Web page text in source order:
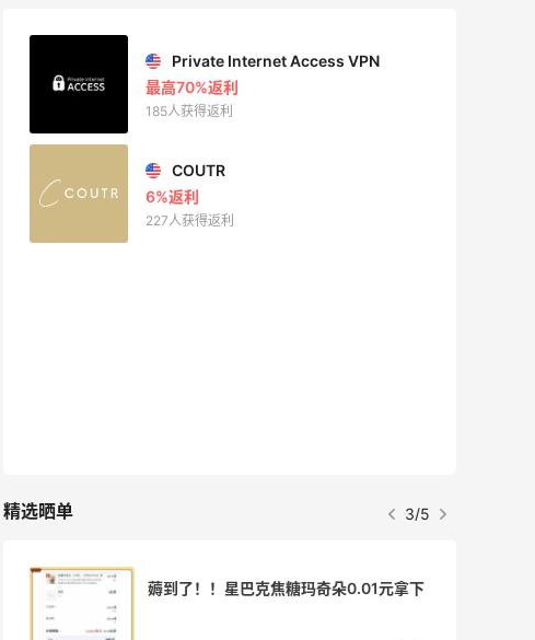
Private Internet Access VPN
最高70%返利
185人获得返利
COUTR
6%返利
227人获得返利
精选晒单 3/5
薅到了！！星巴克焦糖玛奇朵0.01元拿下